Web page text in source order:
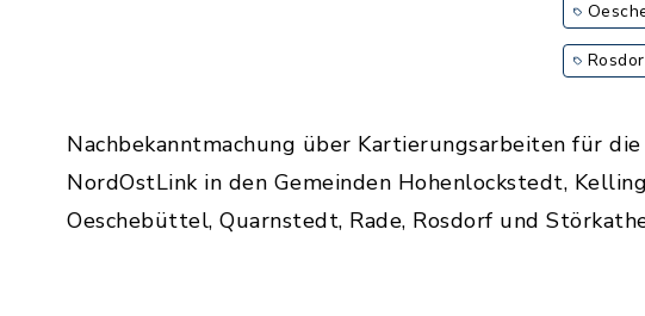
Nachbekanntmachung über Kartierungsarbeiten für
NordOstLink in den Gemeinden Hohenlockstedt,
Oeschebüttel, Quarnstedt, Rade, Rosdorf und